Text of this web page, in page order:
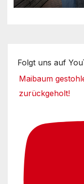
Folgt uns auf
Maibaum
zurückgeholt!